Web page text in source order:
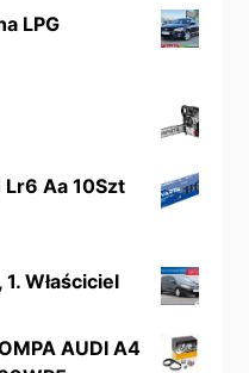
LPG
Aa 10Szt
Właściciel
AUDI A4